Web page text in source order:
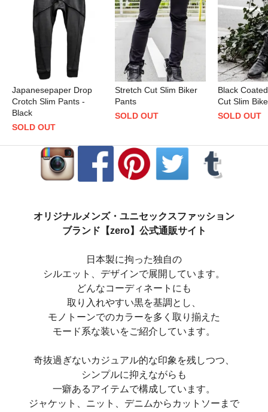
Japanesepaper Drop
Crotch Slim Pants -
Black
SOLD OUT
Stretch Cut Slim Biker
Pants
SOLD OUT
Black
Cut Slim
SOLD OUT
オリジナルメンズ・ユニセックスファッション
ブランド【zero】公式通販サイト
日本製に拘った独自の
シルエット、デザインで展開しています。
どんなコーディネートにも
取り入れやすい黒を基調とし、
モノトーンでのカラーを多く取り揃えた
モード系な装いをご紹介しています。
奇抜過ぎないカジュアル的な印象を残しつつ、
シンプルに抑えながらも
一癖あるアイテムで構成しています。
ジャケット、ニット、デニムからカットソーまで